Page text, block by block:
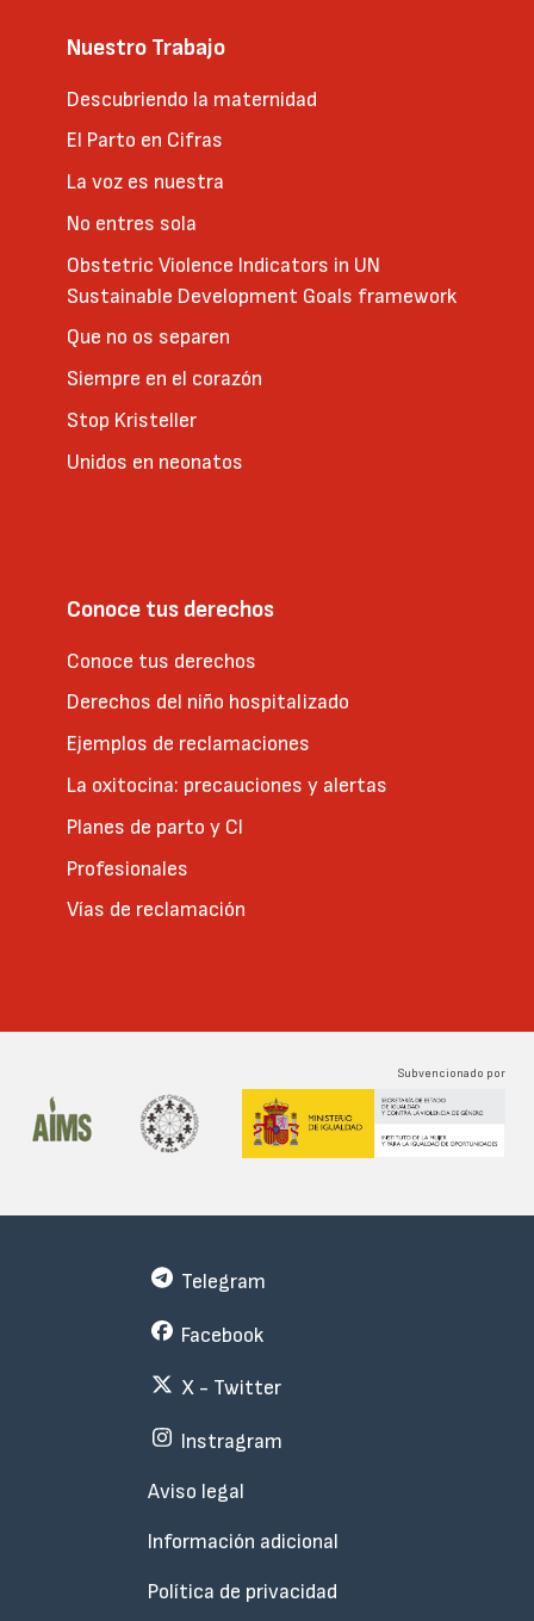
Nuestro Trabajo
Descubriendo la maternidad
El Parto en Cifras
La voz es nuestra
No entres sola
Obstetric Violence Indicators in UN
Sustainable Development Goals framework
Que no os separen
Siempre en el corazón
Stop Kristeller
Unidos en neonatos
Conoce tus derechos
Conoce tus derechos
Derechos del niño hospitalizado
Ejemplos de reclamaciones
La oxitocina: precauciones y alertas
Planes de parto y CI
Profesionales
Vías de reclamación
Subvencionado por
Subfooter
Telegram
Facebook
X - Twitter
Instragram
Aviso legal
Información adicional
Política de privacidad